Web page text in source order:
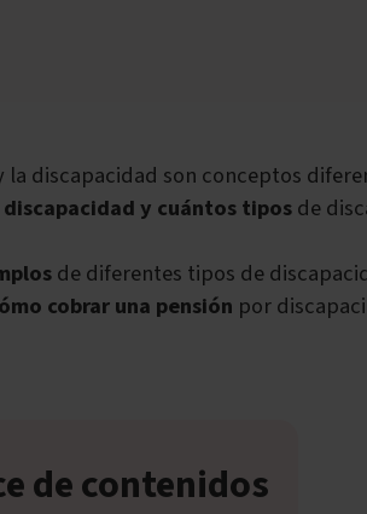
discapacidad son conceptos
discapacidad y cuántos tiposde
de diferentes tipos de
cobrar una pensión por
de contenidos